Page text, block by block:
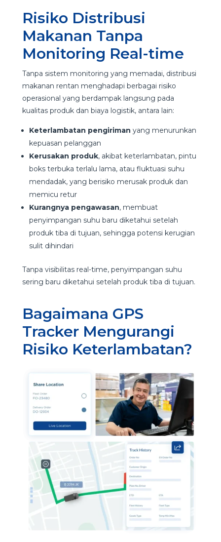
Risiko Distribusi
Makanan Tanpa
Monitoring Real-time
Tanpa sistem monitoring yang memadai, distribusi
makanan rentan menghadapi berbagai risiko
operasional yang berdampak langsung pada
kualitas produk dan biaya logistik, antara lain:
Keterlambatan pengiriman yang menurunkan
kepuasan pelanggan
Kerusakan produk, akibat keterlambatan, pintu
boks terbuka terlalu lama, atau fluktuasi suhu
mendadak, yang berisiko merusak produk dan
memicu retur
Kurangnya pengawasan, membuat
penyimpangan suhu baru diketahui setelah
produk tiba di tujuan, sehingga potensi kerugian
sulit dihindari
Tanpa visibilitas real-time, penyimpangan suhu
sering baru diketahui setelah produk tiba di tujuan.
Bagaimana GPS
Tracker Mengurangi
Risiko Keterlambatan?